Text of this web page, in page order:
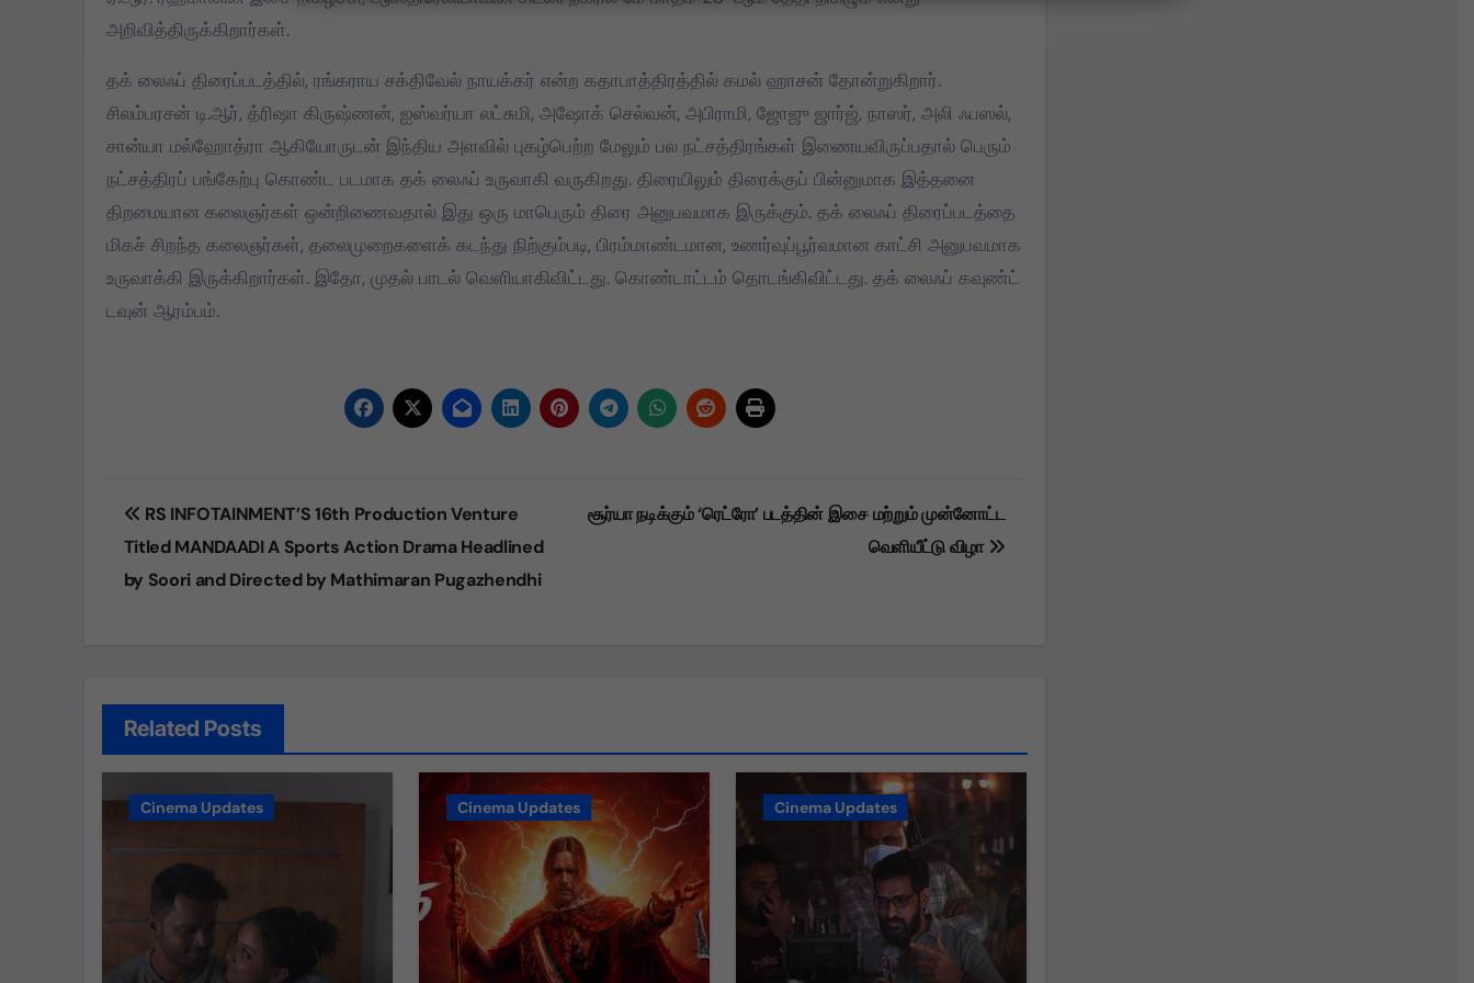
அறிவித்திருக்கிறார்கள்.
தக் லைஃப் திரைப்படத்தில், ரங்கராய சக்திவேல் நாயக்கர் என்ற கதாபாத்திரத்தில் கமல் ஹாசன் தோன்றுகிறார்.
சிலம்பரசன் டி.ஆர், த்ரிஷா கிருஷ்ணன், ஐஸ்வர்யா லட்சுமி, அஷோக் செல்வன், அபிராமி, ஜோஜு ஜார்ஜ், நாஸர், அலி ஃபஸல்,
சான்யா மல்ஹோத்ரா ஆகியோருடன் இந்திய அளவில் புகழ்பெற்ற மேலும் பல நட்சத்திரங்கள் இணையவிருப்பதால் பெரும்
நட்சத்திரப் பங்கேற்பு கொண்ட படமாக தக் லைஃப் உருவாகி வருகிறது. திரையிலும் திரைக்குப் பின்னுமாக இத்தனை
திறமையான கலைஞர்கள் ஒன்றிணைவதால் இது ஒரு மாபெரும் திரை அனுபவமாக இருக்கும். தக் லைஃப் திரைப்படத்தை
மிகச் சிறந்த கலைஞர்கள், தலைமுறைகளைக் கடந்து நிற்கும்படி, பிரம்மாண்டமான, உணர்வுப்பூர்வமான காட்சி அனுபவமாக
உருவாக்கி இருக்கிறார்கள். இதோ, முதல் பாடல் வெளியாகிவிட்டது. கொண்டாட்டம் தொடங்கிவிட்டது. தக் லைஃப் கவுண்ட்
டவுன் ஆரம்பம்.
Post
navigation
RS INFOTAINMENT’S 16th Production Venture
Titled MANDAADI A Sports Action Drama Headlined
by Soori and Directed by Mathimaran Pugazhendhi
சூர்யா நடிக்கும் ‘ரெட்ரோ’ படத்தின் இசை மற்றும் முன்னோட்ட
வெளியீட்டு விழா
Related Posts
Cinema Updates Cinema Updates Cinema Updates